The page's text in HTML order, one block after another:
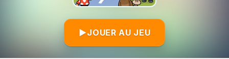
▶JOUER AU JEU